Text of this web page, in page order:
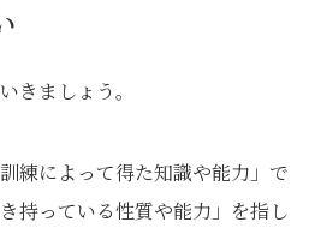
きましょう。
練によって得た知識や能力」で
持っている性質や能力」を指し